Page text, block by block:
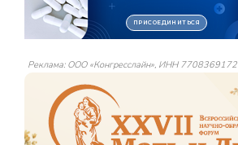
Реклама: ООО «Конгресслайн», ИНН 7708369172